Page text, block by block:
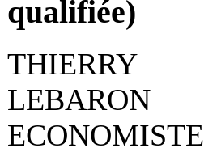
qualifiée)
THIERRY
LEBARON
ECONOMISTE